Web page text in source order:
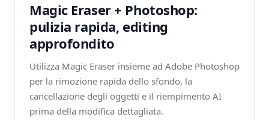
Magic Eraser + Photoshop:
pulizia rapida, editing
approfondito
Utilizza Magic Eraser insieme ad Adobe Photoshop
per la rimozione rapida dello sfondo, la
cancellazione degli oggetti e il riempimento AI
prima della modifica dettagliata.